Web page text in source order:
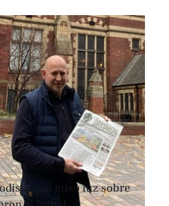
que puso luz sobre